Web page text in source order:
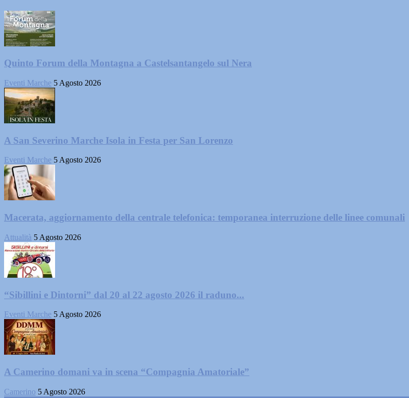
Quinto Forum della Montagna a Castelsantangelo sul Nera
Eventi Marche 5 Agosto 2026
A San Severino Marche Isola in Festa per San Lorenzo
Eventi Marche 5 Agosto 2026
Macerata, aggiornamento della centrale telefonica: temporanea interruzione delle linee comunali
Attualità 5 Agosto 2026
“Sibillini e Dintorni” dal 20 al 22 agosto 2026 il raduno...
Eventi Marche 5 Agosto 2026
A Camerino domani va in scena “Compagnia Amatoriale”
Camerino 5 Agosto 2026